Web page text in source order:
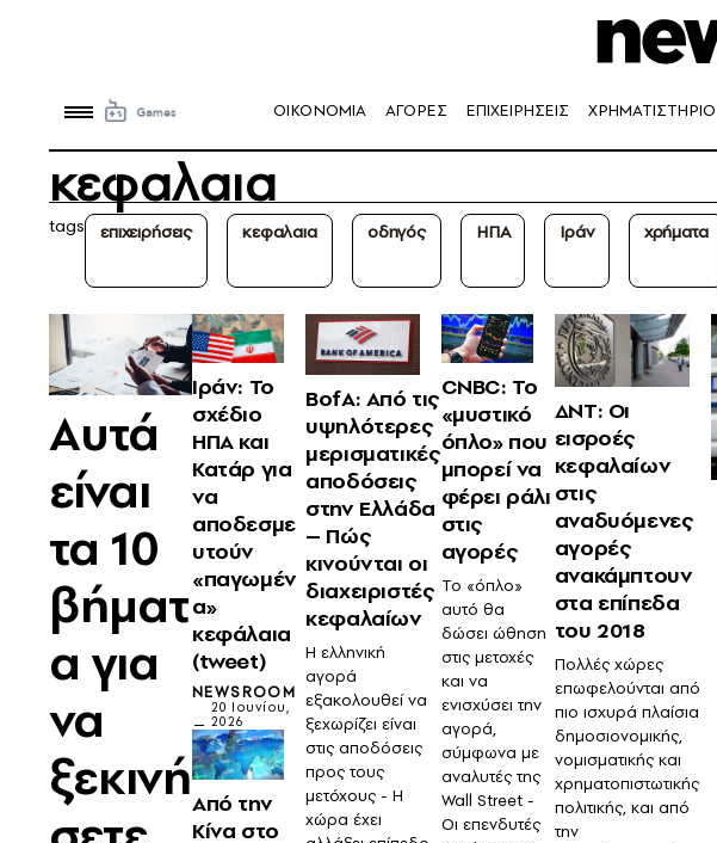
OIKONOMIA ΑΓΟΡΕΣ ΕΠΙΧΕΙΡΗΣΕΙΣ ΧΡΗΜΑΤΙΣΤΗΡΙΟ
κεφαλαια
tags επιχειρήσεις κεφαλαια οδηγός ΗΠΑ Ιράν χρήματα
Αυτά
είναι
τα 10
βήματ
α για
να
ξεκινή
Ιράν: Το
σχέδιο
ΗΠΑ και
Κατάρ για
να
αποδεσμε
υτούν
«παγωμέν
α»
κεφάλαια
(tweet)
NEWSROOM
20 Ιουνίου,
2026
Από την
Κίνα στο
BofA: Από τις
υψηλότερες
μερισματικές
αποδόσεις
στην Ελλάδα
– Πώς
κινούνται οι
διαχειριστές
κεφαλαίων
Η ελληνική
αγορά
εξακολουθεί να
ξεχωρίζει είναι
στις αποδόσεις
προς τους
μετόχους - Η
χώρα έχει
CNBC: Το
«μυστικό
όπλο» που
μπορεί να
φέρει ράλι
στις
αγορές
Το «όπλο»
αυτό θα
δώσει ώθηση
στις μετοχές
και να
ενισχύσει την
αγορά,
σύμφωνα με
αναλυτές της
Wall Street -
Οι επενδυτές
ΔΝΤ: Οι
εισροές
κεφαλαίων
στις
αναδυόμενες
αγορές
ανακάμπτουν
στα επίπεδα
του 2018
Πολλές χώρες
επωφελούνται από
πιο ισχυρά πλαίσια
δημοσιονομικής,
νομισματικής και
χρηματοπιστωτικής
πολιτικής, και από
την